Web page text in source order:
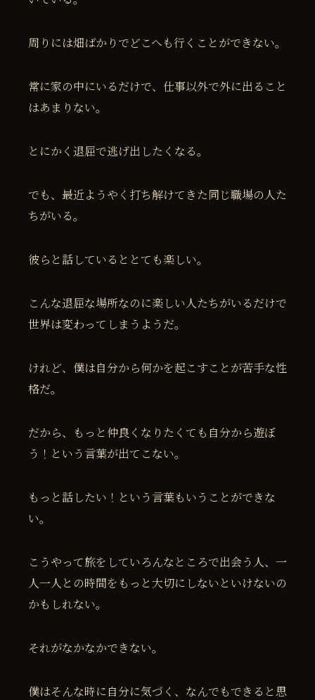
周りには畑ばかりでどこへも行くことができない。
常に家の中にいるだけで、仕事以外で外に出ること
はあまりない。
とにかく退屈で逃げ出したくなる。
でも、最近ようやく打ち解けてきた同じ職場の人た
ちがいる。
彼らと話しているととても楽しい。
こんな退屈な場所なのに楽しい人たちがいるだけで
世界は変わってしまうようだ。
けれど、僕は自分から何かを起こすことが苦手な性
格だ。
だから、もっと仲良くなりたくても自分から遊ぼ
う！という言葉が出てこない。
もっと話したい！という言葉もいうことができな
い。
こうやって旅をしていろんなところで出会う人、一
人一人との時間をもっと大切にしないといけないの
かもしれない。
それがなかなかできない。
僕はそんな時に自分に気づく、なんでもできると思